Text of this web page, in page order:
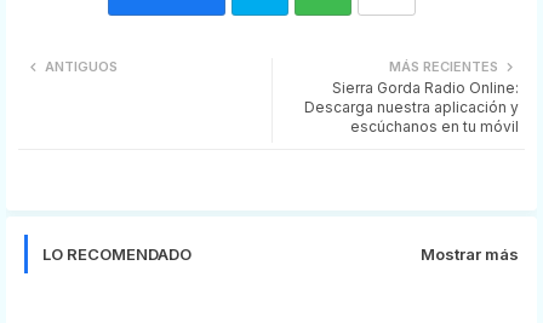
ats
MÁS RECIENTES
Sierra Gorda Radio Online:
Descarga nuestra aplicación y
escúchanos en tu móvil
ANTIGUOS
LO RECOMENDADO Mostrar más